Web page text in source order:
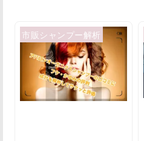
市販シャンプー解析